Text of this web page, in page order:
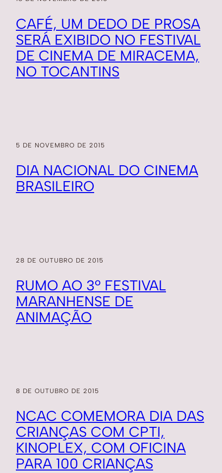
CAFÉ, UM DEDO DE PROSA
SERÁ EXIBIDO NO FESTIVAL
DE CINEMA DE MIRACEMA,
NO TOCANTINS
5 DE NOVEMBRO DE 2015
DIA NACIONAL DO CINEMA
BRASILEIRO
28 DE OUTUBRO DE 2015
RUMO AO 3º FESTIVAL
MARANHENSE DE
ANIMAÇÃO
8 DE OUTUBRO DE 2015
NCAC COMEMORA DIA DAS
CRIANÇAS COM CPTI,
KINOPLEX, COM OFICINA
PARA 100 CRIANÇAS